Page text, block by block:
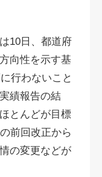
10日、都道府
向性を示す基
行わないこと
績報告の結
とんどが目標
前回改正から
の変更などが